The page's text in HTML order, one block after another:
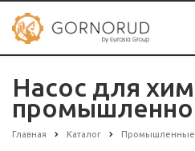
Насос для
Главная Каталог Промышленные